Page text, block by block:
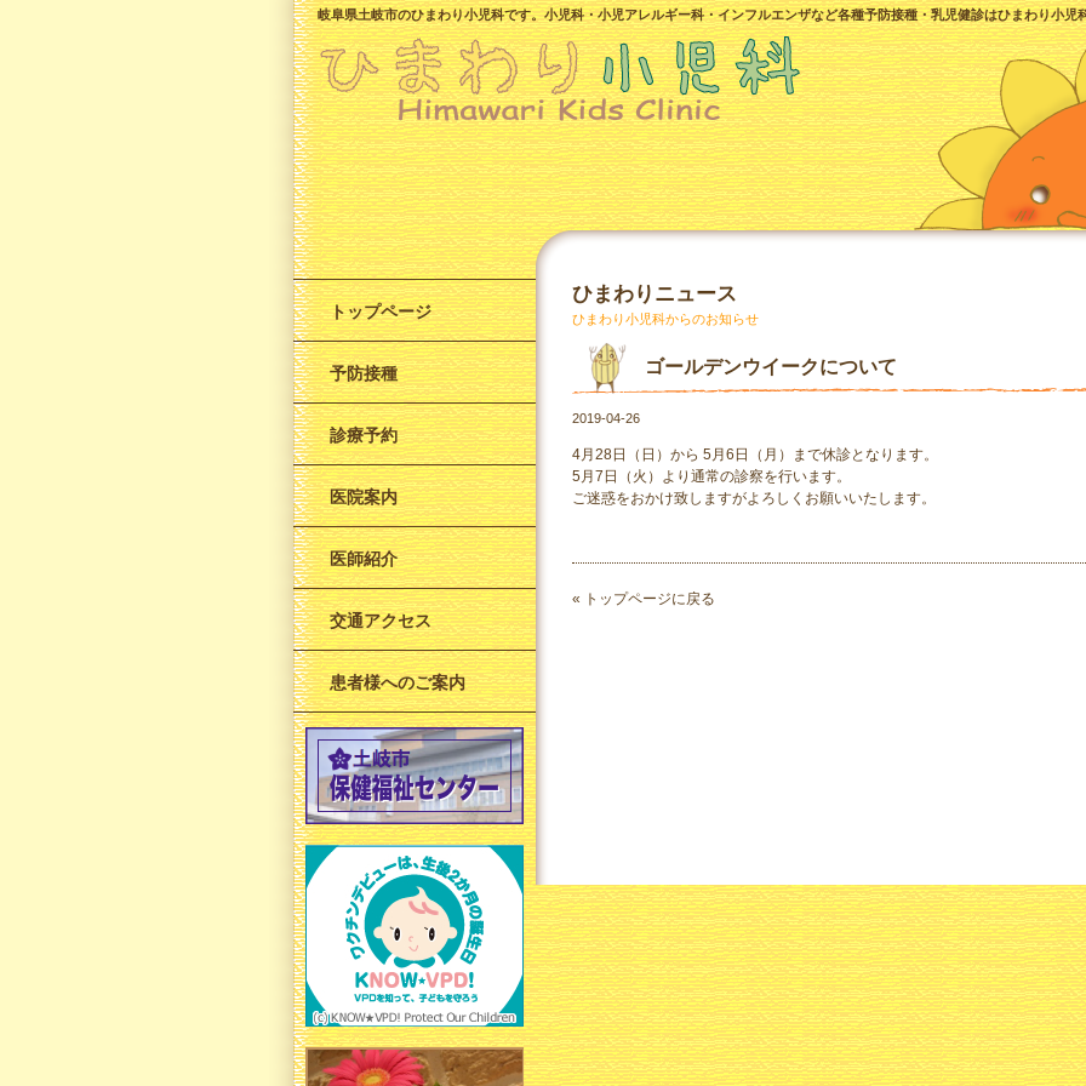
岐阜県土岐市のひまわり小児科です。小児科・小児アレルギー科・インフルエンザなど各種予防接種・乳児健診はひまわり小児
トップページ
予防接種
診療予約
医院案内
医師紹介
交通アクセス
患者様へのご案内
ひまわりニュース
ひまわり小児科からのお知らせ
ゴールデンウイークについて
2019-04-26
4月28日（日）から 5月6日（月）まで休診となります。
5月7日（火）より通常の診察を行います。
ご迷惑をおかけ致しますがよろしくお願いいたします。
« トップページに戻る